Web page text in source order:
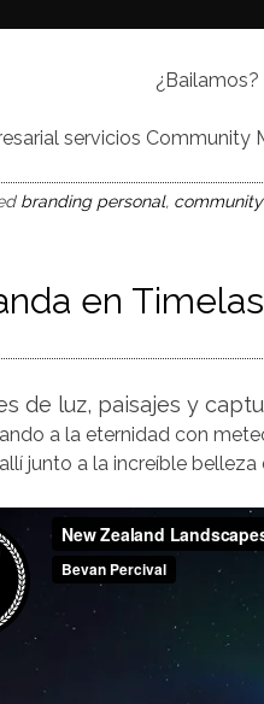
servicios
branding personal,
en
de luz, paisajes y
a la eternidad con
junto a la increíble belleza